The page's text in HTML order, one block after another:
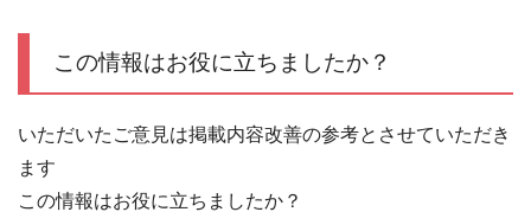
この情報はお役に立ちましたか？
いただいたご意見は掲載内容改善の参考とさせていただき
ます
この情報はお役に立ちましたか？